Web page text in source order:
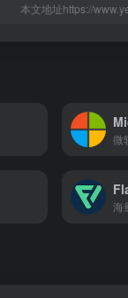
本文地址https://
微
海